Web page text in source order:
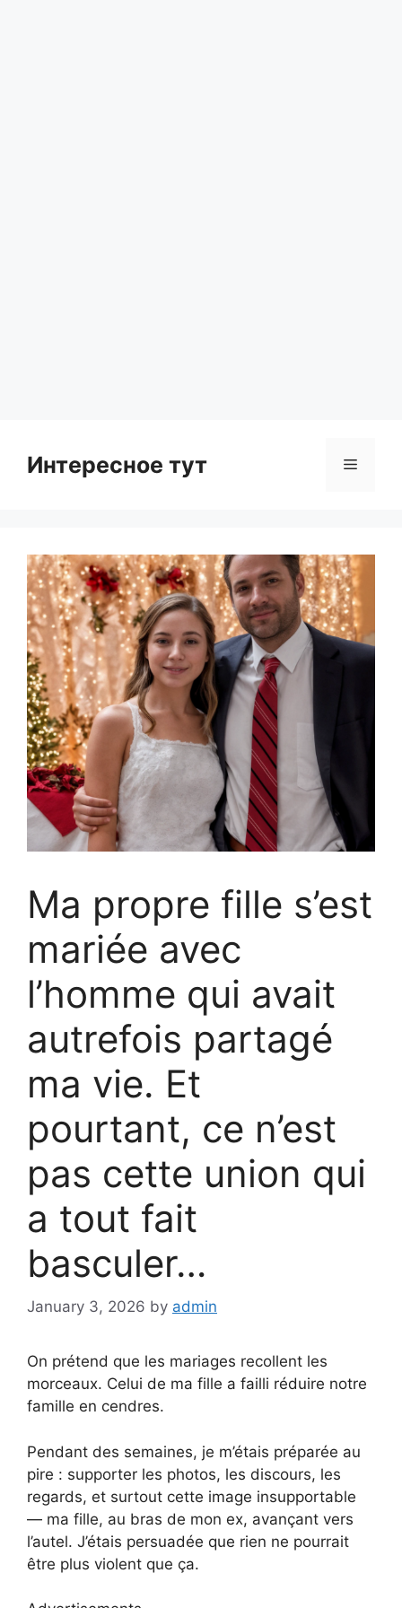
Интересное тут Menu
Ma propre fille s’est
mariée avec
l’homme qui avait
autrefois partagé
ma vie. Et
pourtant, ce n’est
pas cette union qui
a tout fait
basculer…
January 3, 2026 by admin
On prétend que les mariages recollent les
morceaux. Celui de ma fille a failli réduire notre
famille en cendres.
Pendant des semaines, je m’étais préparée au
pire : supporter les photos, les discours, les
regards, et surtout cette image insupportable
— ma fille, au bras de mon ex, avançant vers
l’autel. J’étais persuadée que rien ne pourrait
être plus violent que ça.